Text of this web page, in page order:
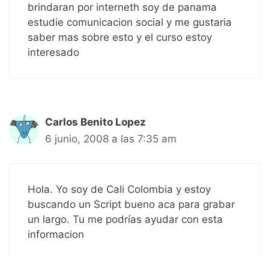
brindaran por interneth soy de panama
estudie comunicacion social y me gustaria
saber mas sobre esto y el curso estoy
interesado
Carlos Benito Lopez
6 junio, 2008 a las 7:35 am
Hola. Yo soy de Cali Colombia y estoy
buscando un Script bueno aca para grabar
un largo. Tu me podrías ayudar con esta
informacion